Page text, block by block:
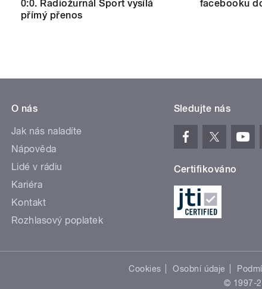
0:0. Radiožurnál Sport vysílá
přímý přenos
facebooku
O nás
Jak nás naladíte
Nápověda
Lidé v rádiu
Kariéra
Kontakt
Rozhlasový poplatek
Sledujte nás
Certifikováno
Cookies Osobní údaje
© 1997-